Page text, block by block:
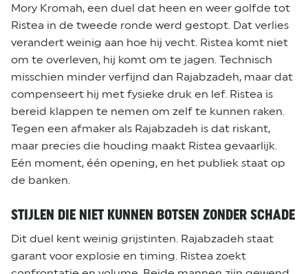
Mory Kromah, een duel dat heen en weer golfde tot
Ristea in de tweede ronde werd gestopt. Dat verlies
verandert weinig aan hoe hij vecht. Ristea komt niet
om te overleven, hij komt om te jagen. Technisch
misschien minder verfijnd dan Rajabzadeh, maar dat
compenseert hij met fysieke druk en lef. Ristea is
bereid klappen te nemen om zelf te kunnen raken.
Tegen een afmaker als Rajabzadeh is dat riskant,
maar precies die houding maakt Ristea gevaarlijk.
Eén moment, één opening, en het publiek staat op
de banken.
STIJLEN DIE NIET KUNNEN BOTSEN ZONDER SCHADE
Dit duel kent weinig grijstinten. Rajabzadeh staat
garant voor explosie en timing. Ristea zoekt